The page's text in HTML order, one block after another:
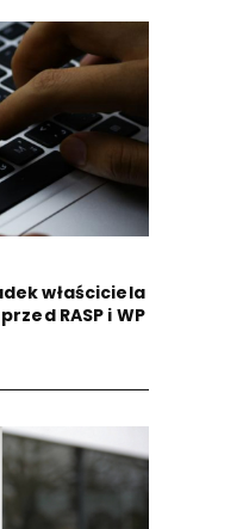
właściciela
RASP i WP